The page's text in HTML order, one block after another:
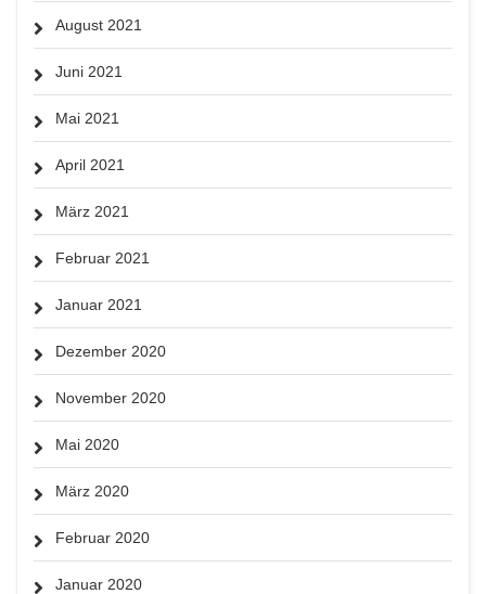
August 2021
Juni 2021
Mai 2021
April 2021
März 2021
Februar 2021
Januar 2021
Dezember 2020
November 2020
Mai 2020
März 2020
Februar 2020
Januar 2020